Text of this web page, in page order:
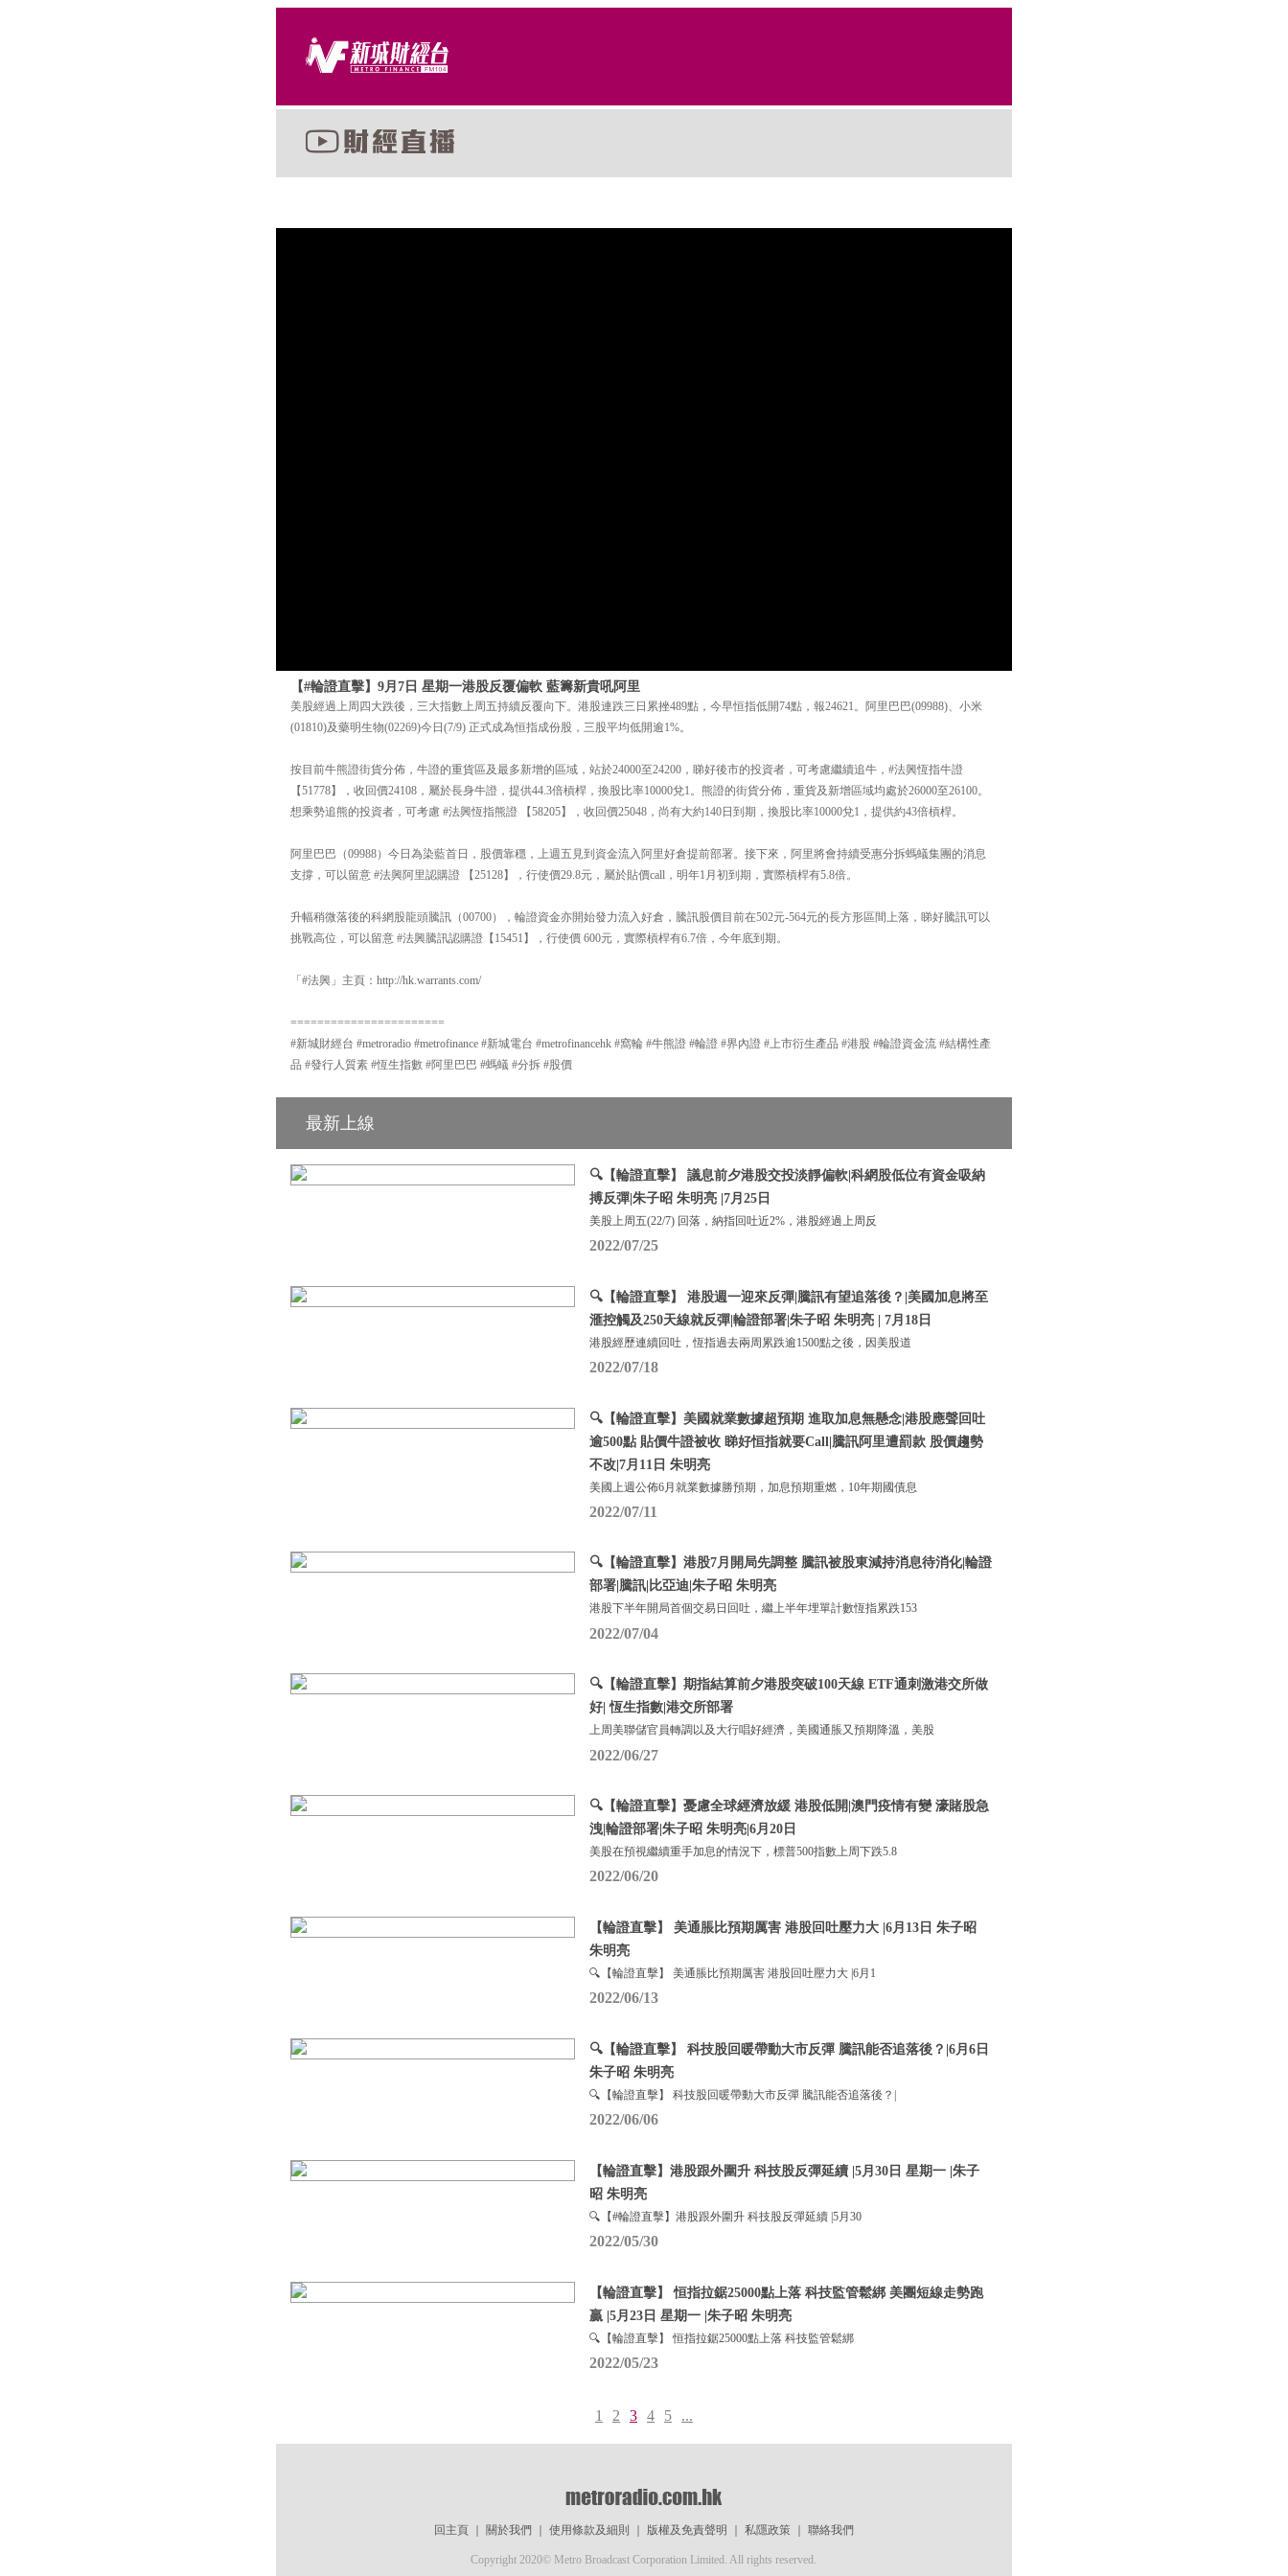
【#輪證直擊】9月7日 星期一港股反覆偏軟 藍籌新貴吼阿里
美股經過上周四大跌後，三大指數上周五持續反覆向下。港股連跌三日累挫489點，今早恒指低開74點，報24621。阿里巴巴(09988)、小米
(01810)及藥明生物(02269)今日(7/9) 正式成為恒指成份股，三股平均低開逾1%。
按目前牛熊證街貨分佈，牛證的重貨區及最多新增的區域，站於24000至24200，睇好後市的投資者，可考慮繼續追牛，#法興恆指牛證
【51778】，收回價24108，屬於長身牛證，提供44.3倍槓桿，換股比率10000兌1。熊證的街貨分佈，重貨及新增區域均處於26000至26100。
想乘勢追熊的投資者，可考慮 #法興恆指熊證 【58205】，收回價25048，尚有大約140日到期，換股比率10000兌1，提供約43倍槓桿。
阿里巴巴（09988）今日為染藍首日，股價靠穩，上週五見到資金流入阿里好倉提前部署。接下來，阿里將會持續受惠分拆螞蟻集團的消息
支撐，可以留意 #法興阿里認購證 【25128】，行使價29.8元，屬於貼價call，明年1月初到期，實際槓桿有5.8倍。
升幅稍微落後的科網股龍頭騰訊（00700），輪證資金亦開始發力流入好倉，騰訊股價目前在502元-564元的長方形區間上落，睇好騰訊可以
挑戰高位，可以留意 #法興騰訊認購證【15451】，行使價 600元，實際槓桿有6.7倍，今年底到期。
「#法興」主頁：http://hk.warrants.com/
=======================
#新城財經台 #metroradio #metrofinance #新城電台 #metrofinancehk #窩輪 #牛熊證 #輪證 #界內證 #上市衍生產品 #港股 #輪證資金流 #結構性產
品 #發行人質素 #恆生指數 #阿里巴巴 #螞蟻 #分拆 #股價
最新上線
🔍【輪證直擊】 議息前夕港股交投淡靜偏軟|科網股低位有資金吸納
搏反彈|朱子昭 朱明亮 |7月25日
美股上周五(22/7) 回落，納指回吐近2%，港股經過上周反
2022/07/25
🔍【輪證直擊】 港股週一迎來反彈|騰訊有望追落後？|美國加息將至
滙控觸及250天線就反彈|輪證部署|朱子昭 朱明亮 | 7月18日
港股經歷連續回吐，恆指過去兩周累跌逾1500點之後，因美股道
2022/07/18
🔍【輪證直擊】美國就業數據超預期 進取加息無懸念|港股應聲回吐
逾500點 貼價牛證被收 睇好恒指就要Call|騰訊阿里遭罰款 股價趨勢
不改|7月11日 朱明亮
美國上週公佈6月就業數據勝預期，加息預期重燃，10年期國債息
2022/07/11
🔍【輪證直擊】港股7月開局先調整 騰訊被股東減持消息待消化|輪證
部署|騰訊|比亞迪|朱子昭 朱明亮
港股下半年開局首個交易日回吐，繼上半年埋單計數恆指累跌153
2022/07/04
🔍【輪證直擊】期指結算前夕港股突破100天線 ETF通刺激港交所做
好| 恆生指數|港交所部署
上周美聯儲官員轉調以及大行唱好經濟，美國通脹又預期降溫，美股
2022/06/27
🔍【輪證直擊】憂慮全球經濟放緩 港股低開|澳門疫情有變 濠賭股急
洩|輪證部署|朱子昭 朱明亮|6月20日
美股在預視繼續重手加息的情況下，標普500指數上周下跌5.8
2022/06/20
【輪證直擊】 美通脹比預期厲害 港股回吐壓力大 |6月13日 朱子昭
朱明亮
🔍【輪證直擊】 美通脹比預期厲害 港股回吐壓力大 |6月1
2022/06/13
🔍【輪證直擊】 科技股回暖帶動大市反彈 騰訊能否追落後？|6月6日
朱子昭 朱明亮
🔍【輪證直擊】 科技股回暖帶動大市反彈 騰訊能否追落後？|
2022/06/06
【輪證直擊】港股跟外圍升 科技股反彈延續 |5月30日 星期一 |朱子
昭 朱明亮
🔍【#輪證直擊】港股跟外圍升 科技股反彈延續 |5月30
2022/05/30
【輪證直擊】 恒指拉鋸25000點上落 科技監管鬆綁 美團短線走勢跑
贏 |5月23日 星期一 |朱子昭 朱明亮
🔍【輪證直擊】 恒指拉鋸25000點上落 科技監管鬆綁
2022/05/23
1 2 3 4 5 ...
回主頁｜ 關於我們 使用條款及細則 版權及免責聲明 私隱政策｜ 聯絡我們
Copyright 2020© Metro Broadcast Corporation Limited. All rights reserved.